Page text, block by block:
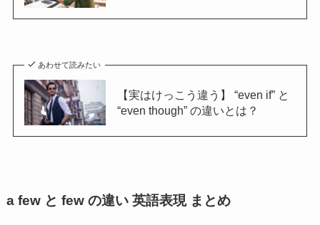
あわせて読みたい
【実はけっこう違う】 “even if” と
“even though” の違いとは？
a few と few の違い 英語表現 まとめ